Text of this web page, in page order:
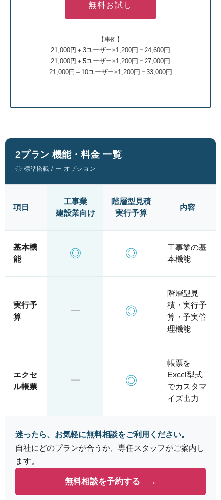
無料お試し
【事例】
21,000円＋3ユーザー×1,200円＝24,600円
21,000円＋5ユーザー×1,200円＝27,000円
21,000円＋10ユーザー×1,200円＝33,000円
2プラン 機能・料金 一覧
◎ 標準搭載 / ー オプション
項目
工事業
建設業向け
階層型見積
実行予算
内容
基本機
能
◎ ◎
工事業の基
本機能
実行予
算
ー ◎
階層型見
積・実行予
算・予実管
理機能
エクセ
ル帳票
ー ◎
帳票を
Excel型式
でカスタマ
イズ出力
迷ったら、お気軽に無料相談をご利用ください。
自社にどのプランが合うか、専任スタッフがご案内し
ます。
無料相談を予約する →